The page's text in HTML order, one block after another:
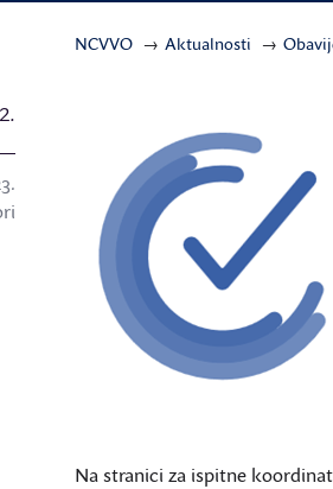
NCVVO Aktualnosti
Na stranici za ispitne